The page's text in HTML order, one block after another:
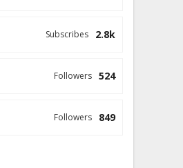
2.8k
Subscribes
524
Followers
849
Followers